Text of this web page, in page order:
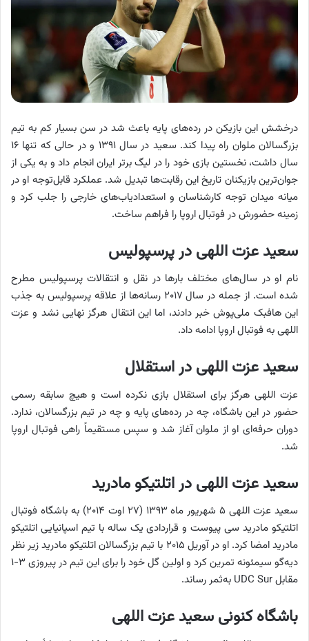
درخشش این بازیکن در رده‌های پایه باعث شد در سن بسیار کم به تیم
بزرگسالان ملوان راه پیدا کند. سعید در سال ۱۳۹۱ و در حالی که تنها ۱۶
سال داشت، نخستین بازی خود را در لیگ برتر ایران انجام داد و به یکی از
جوان‌ترین بازیکنان تاریخ این رقابت‌ها تبدیل شد. عملکرد قابل‌توجه او در
میانه میدان توجه کارشناسان و استعدادیاب‌های خارجی را جلب کرد و
زمینه حضورش در فوتبال اروپا را فراهم ساخت.
سعید عزت اللهیدر پرسپولیس
نام او در سال‌های مختلف بارها در نقل‌ و انتقالات پرسپولیس مطرح
شده است. از جمله در سال ۲۰۱۷ رسانه‌ها از علاقه پرسپولیس به جذب
این هافبک ملی‌پوش خبر دادند، اما این انتقال هرگز نهایی نشد و عزت
اللهی به فوتبال اروپا ادامه داد.
سعید عزت اللهی در استقلال
عزت اللهی هرگز برای استقلال بازی نکرده است و هیچ سابقه رسمی
حضور در این باشگاه، چه در رده‌های پایه و چه در تیم بزرگسالان، ندارد.
دوران حرفه‌ای او از ملوان آغاز شد و سپس مستقیماً راهی فوتبال اروپا
شد.
سعید عزت اللهی در اتلتیکو مادرید
سعید عزت اللهی ۵ شهریور ماه ۱۳۹۳ (۲۷ اوت ۲۰۱۴) به باشگاه فوتبال
اتلتیکو مادرید سی پیوست و قراردادی یک ساله با تیم اسپانیایی اتلتیکو
مادرید امضا کرد. او در آوریل ۲۰۱۵ با تیم بزرگسالان اتلتیکو مادرید زیر نظر
دیه‌گو سیمئونه تمرین کرد و اولین گل خود را برای این تیم در پیروزی ۳-۱
مقابل UDC Sur به‌ثمر رساند.
باشگاه کنونی سعید عزت اللهی